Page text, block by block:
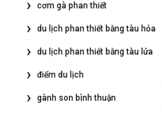
cơm gà phan thiết
du lịch phan thiết bằng tàu hỏa
du lịch phan thiết bằng tàu lửa
điểm du lịch
gành son bình thuận